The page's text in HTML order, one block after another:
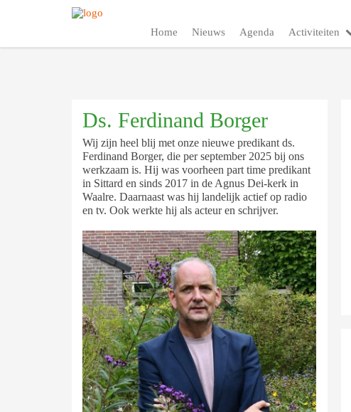
Home Nieuws Agenda Activiteiten
Ds. Ferdinand Borger
Wij zijn heel blij met onze nieuwe predikant ds.
Ferdinand Borger, die per september 2025 bij ons
werkzaam is. Hij was voorheen part time predikant
in Sittard en sinds 2017 in de Agnus Dei-kerk in
Waalre. Daarnaast was hij landelijk actief op radio
en tv. Ook werkte hij als acteur en schrijver.